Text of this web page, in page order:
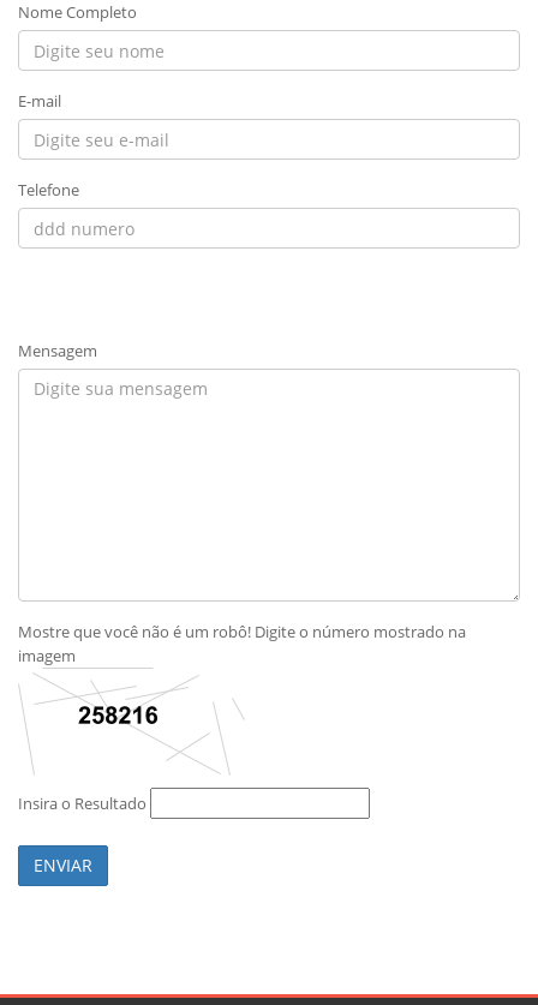
Nome Completo
E-mail
Telefone
Mensagem
Mostre que você não é um robô! Digite o número mostrado na
imagem
Insira o Resultado
ENVIAR